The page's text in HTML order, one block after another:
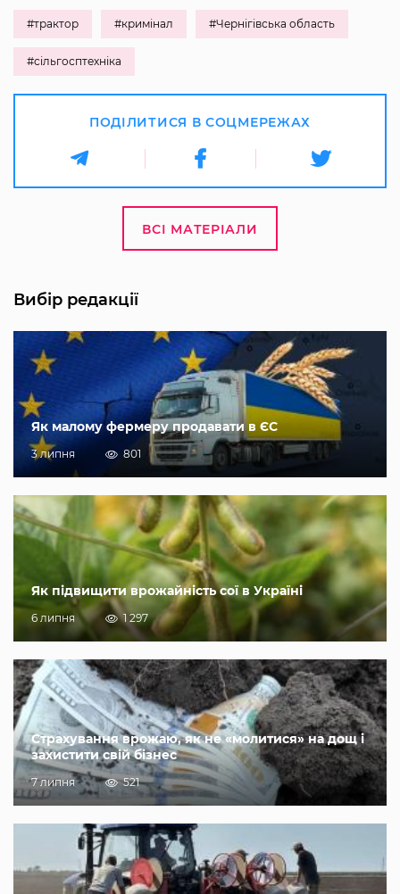
#трактор #кримінал #Чернігівська область
#сільгосптехніка
ПОДІЛИТИСЯ В СОЦМЕРЕЖАХ
ВСІ МАТЕРІАЛИ
Вибір редакції
Як малому фермеру продавати в ЄС
3 липня 801
Як підвищити врожайність сої в Україні
6 липня 1 297
Страхування врожаю, як не «молитися» на дощ і
захистити свій бізнес
7 липня 521